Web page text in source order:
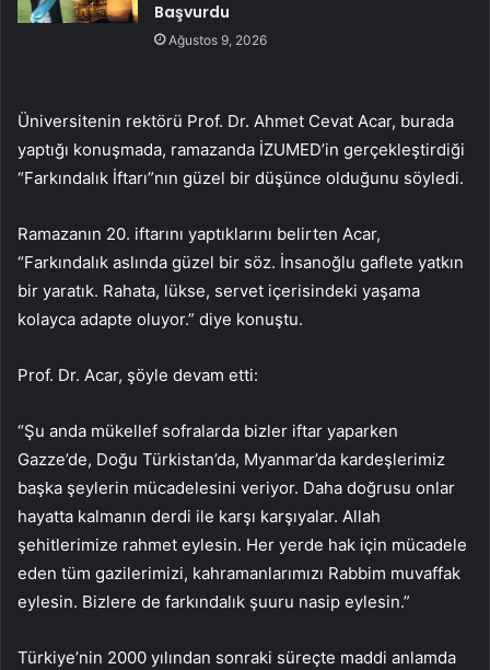
Başvurdu
Ağustos 9, 2026
Üniversitenin rektörü Prof. Dr. Ahmet Cevat Acar, burada
yaptığı konuşmada, ramazanda İZUMED’in gerçekleştirdiği
“Farkındalık İftarı”nın güzel bir düşünce olduğunu söyledi.
Ramazanın 20. iftarını yaptıklarını belirten Acar,
“Farkındalık aslında güzel bir söz. İnsanoğlu gaflete yatkın
bir yaratık. Rahata, lükse, servet içerisindeki yaşama
kolayca adapte oluyor.” diye konuştu.
Prof. Dr. Acar, şöyle devam etti:
“Şu anda mükellef sofralarda bizler iftar yaparken
Gazze’de, Doğu Türkistan’da, Myanmar’da kardeşlerimiz
başka şeylerin mücadelesini veriyor. Daha doğrusu onlar
hayatta kalmanın derdi ile karşı karşıyalar. Allah
şehitlerimize rahmet eylesin. Her yerde hak için mücadele
eden tüm gazilerimizi, kahramanlarımızı Rabbim muvaffak
eylesin. Bizlere de farkındalık şuuru nasip eylesin.”
Türkiye’nin 2000 yılından sonraki süreçte maddi anlamda